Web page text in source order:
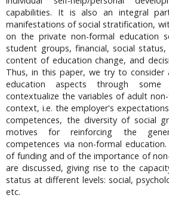
capabilities. It is also an integral
manifestations of social stratification,
on the private non-formal education
student groups, financial, social
content of education change, and
Thus, in this paper, we try to consider
education aspects through
contextualize the variables of adult
context, i.e. the employer's
competences, the diversity of social
motives for reinforcing the
competences via non-formal
of funding and of the importance of
are discussed, giving rise to the
status at different levels: social,
etc.